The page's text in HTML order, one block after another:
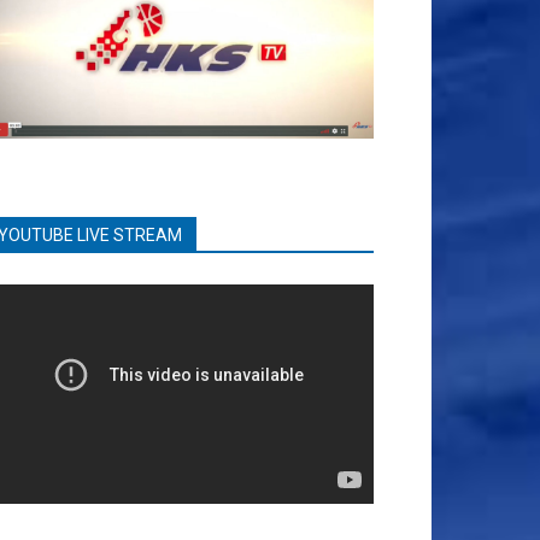
LIVE STREAM